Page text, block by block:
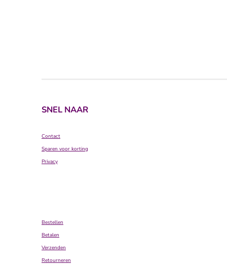
SNEL NAAR
Contact
Sparen voor korting
Privacy
Bestellen
Betalen
Verzenden
Retourneren